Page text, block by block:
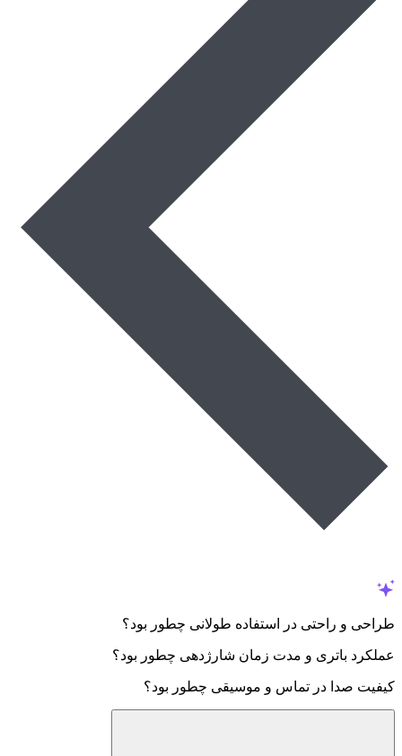
طراحی و راحتی در استفاده طولانی چطور بود؟
عملکرد باتری و مدت زمان شارژدهی چطور بود؟
کیفیت صدا در تماس و موسیقی چطور بود؟